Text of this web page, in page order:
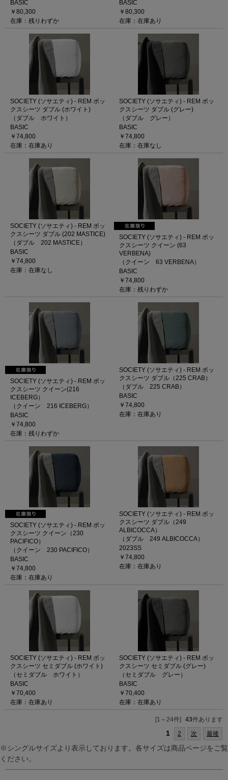
BASIC
￥80,300
在庫：残りわずか
BASIC
￥80,300
在庫：在庫あり
SOCIETY (ソサエティ) - REM ボッ
クスシーツ ダブル (ホワイト)
（ダブル ホワイト）
BASIC
￥74,800
在庫：在庫あり
SOCIETY (ソサエティ) - REM ボッ
クスシーツ ダブル (グレー)
（ダブル グレー）
BASIC
￥74,800
在庫：在庫なし
SOCIETY (ソサエティ) - REM ボッ
クスシーツ ダブル (202 MASTICE)
（ダブル 202 MASTICE）
BASIC
￥74,800
在庫：在庫なし
SOCIETY (ソサエティ) - REM ボッ
クスシーツ クイーン (63
VERBENA)
（クイーン 63 VERBENA）
BASIC
￥74,800
在庫：残りわずか
SOCIETY (ソサエティ) - REM ボッ
クスシーツ クイーン(216
ICEBERG）
（クイーン 216 ICEBERG）
BASIC
￥74,800
在庫：残りわずか
SOCIETY (ソサエティ) - REM ボッ
クスシーツ ダブル（225 CRAB）
（ダブル 225 CRAB）
BASIC
￥74,800
在庫：在庫あり
SOCIETY (ソサエティ) - REM ボッ
クスシーツ クイーン（230
PACIFICO）
（クイーン 230 PACIFICO）
BASIC
￥74,800
在庫：在庫あり
SOCIETY (ソサエティ) - REM ボッ
クスシーツ ダブル（249
ALBICOCCA）
（ダブル 249 ALBICOCCA）
2023SS
￥74,800
在庫：在庫あり
SOCIETY (ソサエティ) - REM ボッ
クスシーツ セミダブル (ホワイト)
（セミダブル ホワイト）
BASIC
￥70,400
在庫：在庫あり
SOCIETY (ソサエティ) - REM ボッ
クスシーツ セミダブル (グレー)
（セミダブル グレー）
BASIC
￥70,400
在庫：在庫あり
[1～24件] 43件あります
1 2 次 最後
※シングルサイズより表示しております。各サイズは商品ページをご覧
ください。